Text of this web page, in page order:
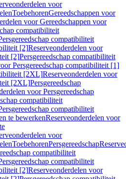
voor
ToebehorenGereedschappen voor
voor Gereedschappen voor
compatibiliteit
compatibiliteit
[2]Reserveonderdelen voor
[2]Persgereedschap compatibiliteit
Persgereedschap compatibiliteit [1]
[2XL]Reserveonderdelen voor
[2XL]Persgereedschap
voor Persgereedschap
compatibiliteit
compatibiliteit
te bewerkenReserveonderdelen voor
voor
ToebehorenPersgereedschap
compatibiliteit
compatibiliteit
[2]Reserveonderdelen voor